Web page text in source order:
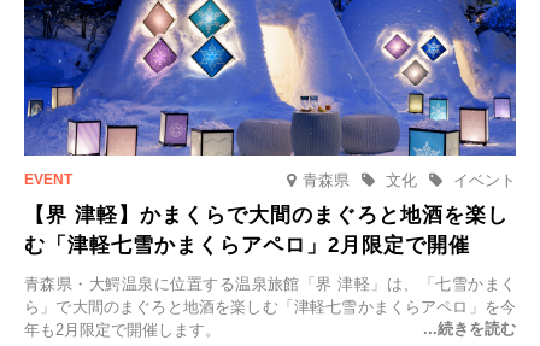
青森県 イベント
文化
【界 津軽】かまくらで大間のまぐろと地酒を楽し
む「津軽七雪かまくらアペロ」2月限定で開催
青森県・大鰐温泉に位置する温泉旅館「界 津軽」は、「七雪かまく
ら」で大間のまぐろと地酒を楽しむ「津軽七雪かまくらアペロ」を今
年も2月限定で開催します。